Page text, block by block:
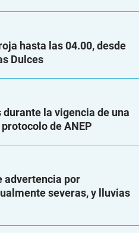
hasta las 04.00, desde
Dulces
durante la vigencia de una
de ANEP
advertencia por
severas, y lluvias